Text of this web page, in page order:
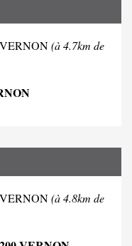
VERNON(à 4.7km de
VERNON(à 4.8km de